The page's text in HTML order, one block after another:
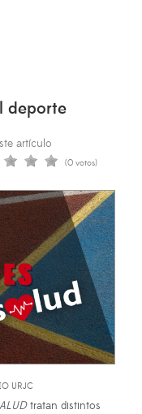
deporte
artículo
(0 votos)
URJC
tratan distintos